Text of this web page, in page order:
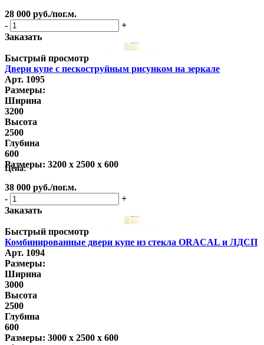
28 000 руб./пог.м.
-
+
Заказать
Быстрый просмотр
Двери купе с пескоструйным рисунком на зеркале
Арт. 1095
Размеры:
Ширина
3200
Высота
2500
Глубина
600
Размеры: 3200 x 2500 x 600
Цена:
38 000 руб./пог.м.
-
+
Заказать
Быстрый просмотр
Комбинированные двери купе из стекла ORACAL и ЛДСП
Арт. 1094
Размеры:
Ширина
3000
Высота
2500
Глубина
600
Размеры: 3000 x 2500 x 600